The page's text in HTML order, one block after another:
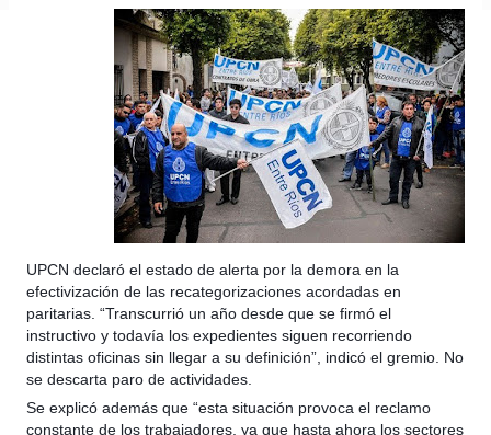
UPCN declaró el estado de alerta por la demora en la
efectivización de las recategorizaciones acordadas en
paritarias. “Transcurrió un año desde que se firmó el
instructivo y todavía los expedientes siguen recorriendo
distintas oficinas sin llegar a su definición”, indicó el gremio. No
se descarta paro de actividades.
Se explicó además que “esta situación provoca el reclamo
constante de los trabajadores, ya que hasta ahora los sectores